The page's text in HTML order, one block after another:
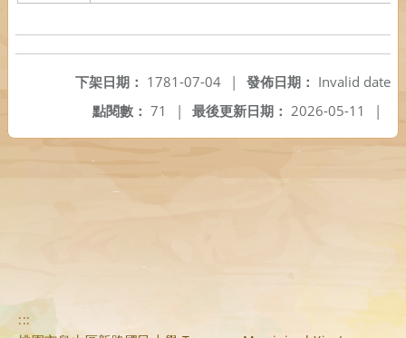
發佈日期： Invalid date
下架日期： 1781-07-04
|
最後更新日期： 2026-05-11 |
點閱數： 71 |
:::